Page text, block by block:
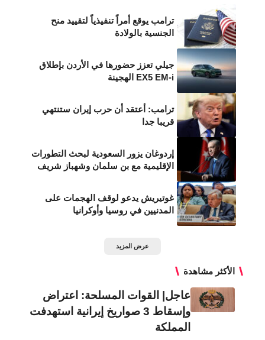
ترامب يوقع أمراً تنفيذياً لتقييد منح
الجنسية بالولادة
جيلي تعزز حضورها في الأردن بإطلاق
EX5 EM-i الهجينة
ترامب: أعتقد أن حرب إيران ستنتهي
قريبا جدا
إردوغان يزور السعودية لبحث التطورات
الإقليمية مع بن سلمان وشهباز شريف
غوتيريش يدعو لوقف الهجمات على
المدنيين في روسيا وأوكرانيا
عرض المزيد
الأكثر مشاهدة
عاجل| القوات المسلحة: اعتراض
وإسقاط 3 صواريخ إيرانية استهدفت
المملكة